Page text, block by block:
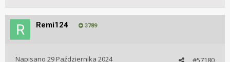
Remi124 3789
#57180
Napisano 29 Października 2024